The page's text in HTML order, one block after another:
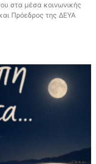
στα μέσα κοινωνικής
Πρόεδρος της ΔΕΥΑ